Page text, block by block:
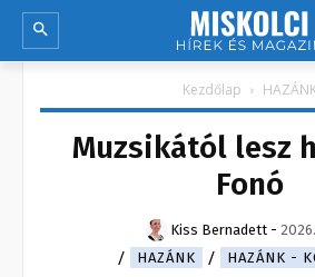
Kezdőlap
Muzsikától lesz
Fonó
Kiss Bernadett -
HAZÁNK
HAZÁNK -